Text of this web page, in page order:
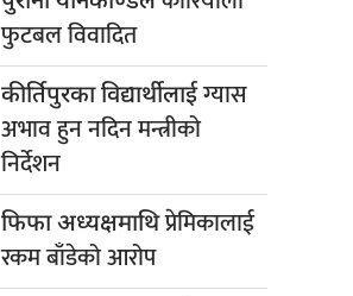
फुटबल विवादित
कीर्तिपुरका विद्यार्थीलाईग्यास
अभाव हुन नदिन मन्त्रीको
निर्देशन
फिफा अध्यक्षमाथिप्रेमिकालाई
रकम बाँडेको आरोप